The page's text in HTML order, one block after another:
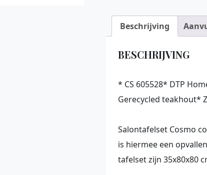
Beschrijving
BESCHRIJVING
* CS 605528* DTP
Gerecycled teakhout*
Salontafelset Cosmo
is hiermee een
tafelset zijn 35x80x80